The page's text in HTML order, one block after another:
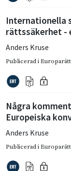
Internationella
rättssäkerhet -
Anders Kruse
Publicerad i
Några
Europeiska
Anders Kruse
Publicerad i